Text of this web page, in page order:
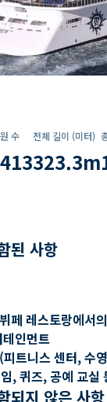
수 전체 길이 (미터)
323.3m
된 사항
페 레스토랑에서
인먼트
트니스 센터, 수
, 퀴즈, 공예 교실
되지 않은 사항